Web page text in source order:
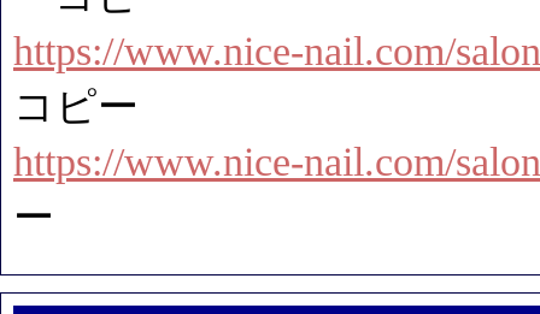
https://www.nice-nail.com/
コピー
https://www.nice-nail.com/
ー